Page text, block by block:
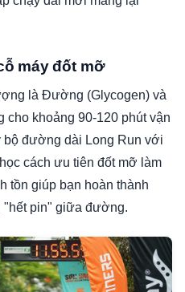
máy đốt mỡ
là Đường (Glycogen) và
khoảng 90-120 phút vận
đường dài Long Run với
cách ưu tiên đốt mỡ làm
tồn giúp bạn hoàn thành
"hết pin" giữa đường.